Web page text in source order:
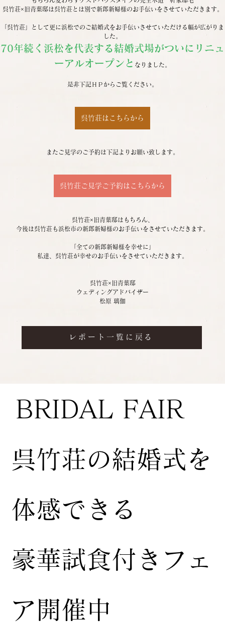
呉竹荘×旧青葉邸は呉竹荘とは別で新郎新婦様のお手伝いをさせていただきます。
「呉竹荘」として更に浜松でのご結婚式をお手伝いさせていただける幅が広がりま
した。
70年続く浜松を代表する結婚式場がついにリニュ
ーアルオープンと なりました。
是非下記ＨＰからご覧ください。
呉竹荘はこちらから
またご見学のご予約は下記よりお願い致します。
呉竹荘ご見学ご予約はこちらから
呉竹荘×旧青葉邸はもちろん、
今後は呉竹荘も浜松市の新郎新婦様のお手伝いをさせていただきます。
「全ての新郎新婦様を幸せに」
私達、呉竹荘が幸せのお手伝いをさせていただきます。
呉竹荘×旧青葉邸
ウェディングアドバイザー
松原 璃伽
レポート一覧に戻る
BRIDAL FAIR
​呉竹荘の結婚式を
体感できる
豪華試食付きフェ
ア開催中